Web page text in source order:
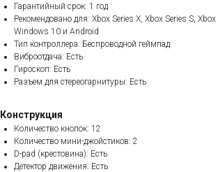
Гарантийный срок: 1 год
Рекомендовано для: Xbox Series X, Xbox Series S, Xbox
Windows 10 и Android
Тип контроллера: Беспроводной геймпад
Виброотдача: Есть
Гироскоп: Есть
Разъем для стереогарнитуры: Есть
Конструкция
Количество кнопок: 12
Количество мини-джойстиков: 2
D-pad (крестовина): Есть
Детектор движения: Есть